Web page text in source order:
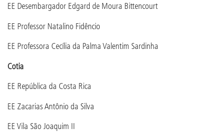
EE Desembargador Edgard de Moura Bittencourt
EE Professor Natalino Fidêncio
EE Professora Cecília da Palma Valentim Sardinha
Cotia
EE República da Costa Rica
EE Zacarias Antônio da Silva
EE Vila São Joaquim II